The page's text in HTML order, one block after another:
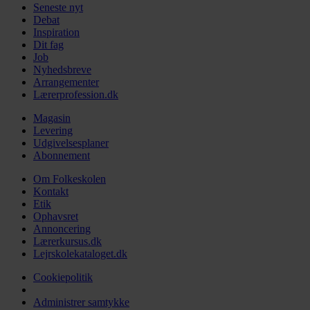
Seneste nyt
Debat
Inspiration
Dit fag
Job
Nyhedsbreve
Arrangementer
Lærerprofession.dk
Magasin
Levering
Udgivelsesplaner
Abonnement
Om Folkeskolen
Kontakt
Etik
Ophavsret
Annoncering
Lærerkursus.dk
Lejrskolekataloget.dk
Cookiepolitik
Administrer samtykke